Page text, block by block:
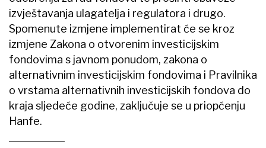
izvještavanja ulagatelja i regulatora i drugo.
Spomenute izmjene implementirat će se kroz
izmjene Zakona o otvorenim investicijskim
fondovima s javnom ponudom, zakona o
alternativnim investicijskim fondovima i Pravilnika
o vrstama alternativnih investicijskih fondova do
kraja sljedeće godine, zaključuje se u priopćenju
Hanfe.